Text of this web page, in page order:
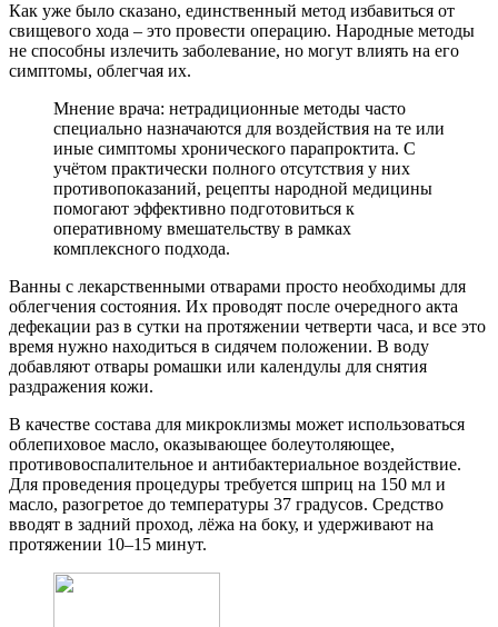
Как уже было сказано, единственный метод избавиться от
свищевого хода – это провести операцию. Народные методы
не способны излечить заболевание, но могут влиять на его
симптомы, облегчая их.
Мнение врача: нетрадиционные методы часто
специально назначаются для воздействия на те или
иные симптомы хронического парапроктита. С
учётом практически полного отсутствия у них
противопоказаний, рецепты народной медицины
помогают эффективно подготовиться к
оперативному вмешательству в рамках
комплексного подхода.
Ванны с лекарственными отварами просто необходимы для
облегчения состояния. Их проводят после очередного акта
дефекации раз в сутки на протяжении четверти часа, и все это
время нужно находиться в сидячем положении. В воду
добавляют отвары ромашки или календулы для снятия
раздражения кожи.
В качестве состава для микроклизмы может использоваться
облепиховое масло, оказывающее болеутоляющее,
противовоспалительное и антибактериальное воздействие.
Для проведения процедуры требуется шприц на 150 мл и
масло, разогретое до температуры 37 градусов. Средство
вводят в задний проход, лёжа на боку, и удерживают на
протяжении 10–15 минут.